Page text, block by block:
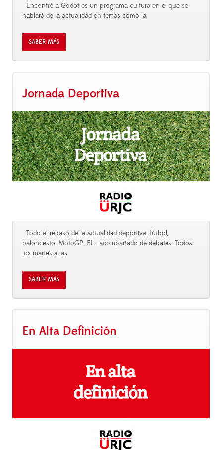
Encontré a Godot es un programa cultura en el que se
hablará de la actualidad en temas como la
SABER MÁS
Jornada Deportiva
Todo el repaso de la actualidad deportiva: fútbol,
baloncesto, MotoGP, F1... acompañado de debates. Todos
los martes a las
SABER MÁS
En Alta Definición